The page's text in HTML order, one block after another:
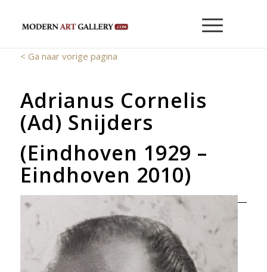
< Ga naar vorige pagina
Adrianus Cornelis
(Ad) Snijders
(Eindhoven 1929 –
Eindhoven 2010)